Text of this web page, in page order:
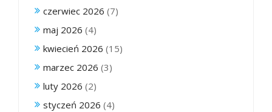
czerwiec 2026 (7)
maj 2026 (4)
kwiecień 2026 (15)
marzec 2026 (3)
luty 2026 (2)
styczeń 2026 (4)